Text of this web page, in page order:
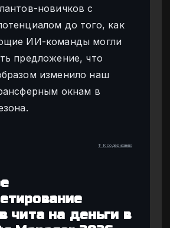
новичков с
до того, как
ИИ-команды могли
предложение, что
изменило наш
окнам в
↑ К содержанию
чита на деньги в